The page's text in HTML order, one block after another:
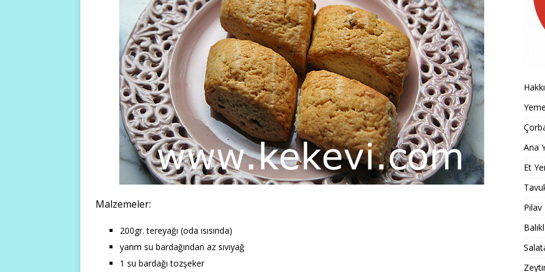
Malzemeler:
200gr. tereyağı (oda ısısında)
yarım su bardağından az sıvıyağ
1 su bardağı tozşeker
Ana
Et